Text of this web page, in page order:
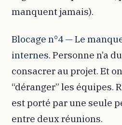
manquent jamais).
Blocage n°4 — Le
internes. Personne n’a
consacrer au projet. Et
“déranger” les équipes.
est porté par une seule
entre deux réunions.